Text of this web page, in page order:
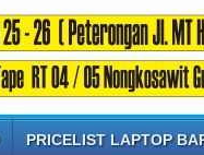
PRICELIST LAPTOP